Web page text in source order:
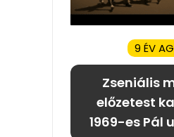
9 ÉV
Zseniális
előzetest
1969-es Pál